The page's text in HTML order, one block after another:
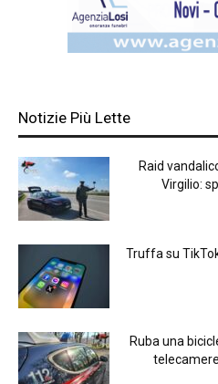
Notizie Più Lette
Raid
Virgilio:
Truffa su
Ruba una